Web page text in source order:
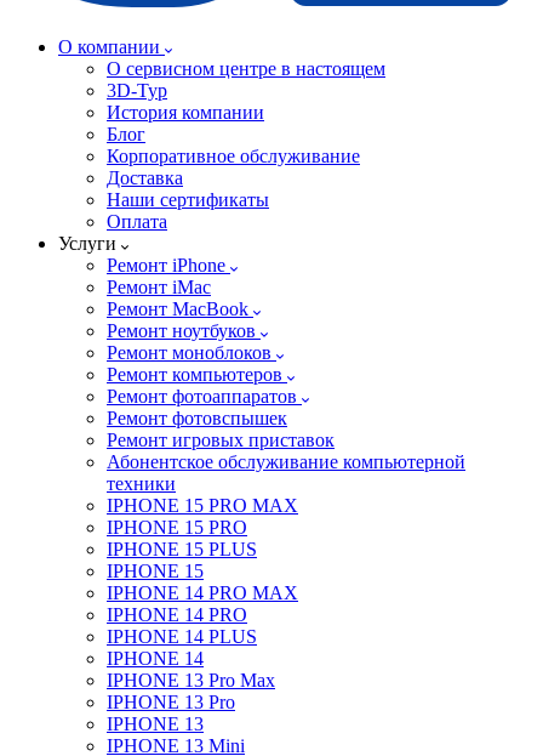
О компании
О сервисном центре в настоящем
3D-Тур
История компании
Блог
Корпоративное обслуживание
Доставка
Наши сертификаты
Оплата
Услуги
Ремонт iPhone
Ремонт iMac
Ремонт MacBook
Ремонт ноутбуков
Ремонт моноблоков
Ремонт компьютеров
Ремонт фотоаппаратов
Ремонт фотовспышек
Ремонт игровых приставок
Абонентское обслуживание компьютерной
техники
IPHONE 15 PRO MAX
IPHONE 15 PRO
IPHONE 15 PLUS
IPHONE 15
IPHONE 14 PRO MAX
IPHONE 14 PRO
IPHONE 14 PLUS
IPHONE 14
IPHONE 13 Pro Max
IPHONE 13 Pro
IPHONE 13
IPHONE 13 Mini